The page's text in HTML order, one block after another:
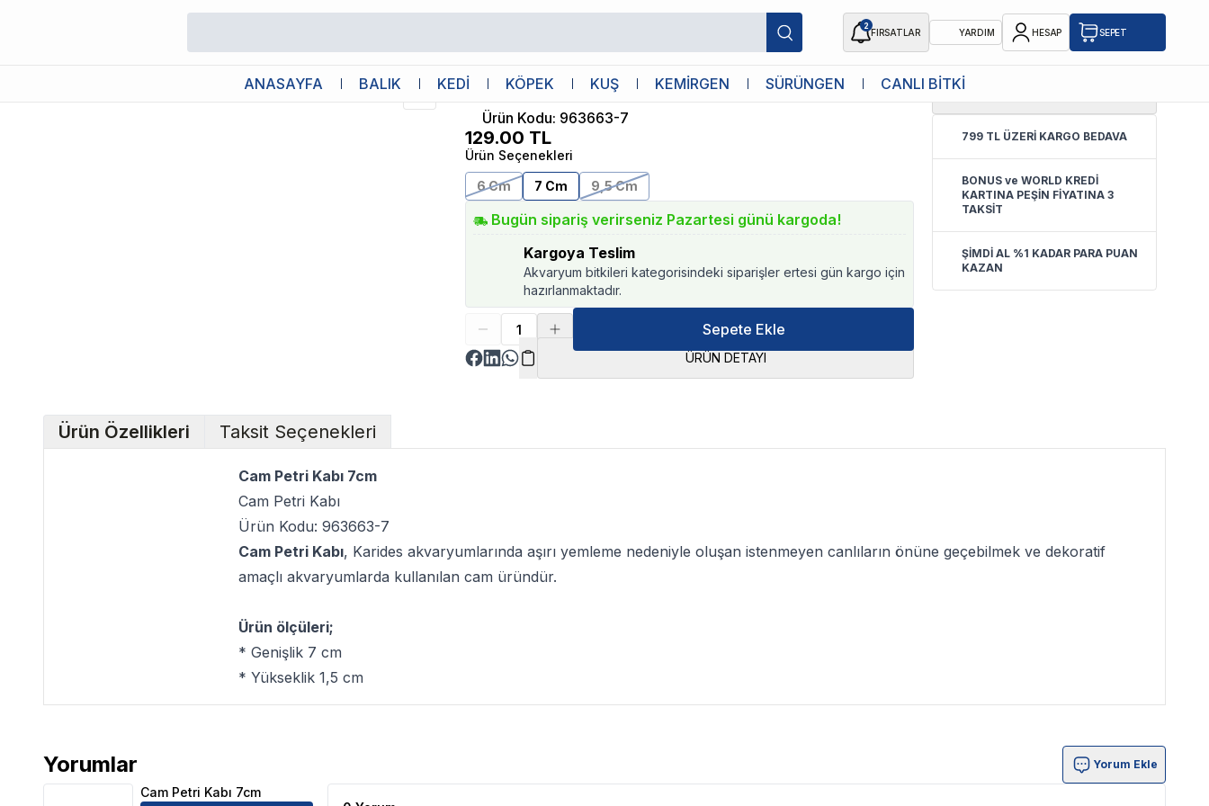
2
FIRSATLAR YARDIM HESAP SEPET
ANASAYFA BALIK KEDİ KÖPEK KUŞ KEMİRGEN SÜRÜNGEN CANLI BİTKİ
Atakan Petshop
Cam Petri Kabı 7cm
Ürün Kodu: 963663-7
129.00 TL
Ürün Seçenekleri
6 Cm
7 Cm 9,5 Cm
Bugün sipariş verirseniz Pazartesi günü kargoda!
Kargoya Teslim
Akvaryum bitkileri kategorisindeki siparişler ertesi gün kargo için
hazırlanmaktadır.
Sepete Ekle
ÜRÜN DETAYI
5.0
799 TL ÜZERİ KARGO BEDAVA
BONUS ve WORLD KREDİ
KARTINA PEŞİN FİYATINA 3
TAKSİT
ŞİMDİ AL %1 KADAR PARA PUAN
KAZAN
Ürün Özellikleri Taksit Seçenekleri
Cam Petri Kabı 7cm
Cam Petri Kabı
Ürün Kodu: 963663-7
Cam Petri Kabı, Karides akvaryumlarında aşırı yemleme nedeniyle oluşan istenmeyen canlıların önüne geçebilmek ve dekoratif
amaçlı akvaryumlarda kullanılan cam üründür.
Ürün ölçüleri;
* Genişlik 7 cm
* Yükseklik 1,5 cm
Yorumlar
Cam Petri Kabı 7cm Ürün Yorumları
Yorum Ekle
Cam Petri Kabı 7cm